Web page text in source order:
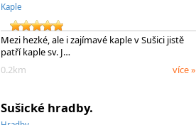
Kaple
Mezi hezké, ale i zajímavé kaple v Sušici jistě
patří kaple sv. J…
0.2km
více »
Sušické hradby.